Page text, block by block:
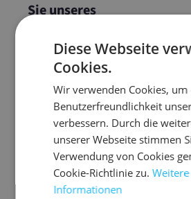
Sie unseres
... für die "just-in-time -
Selbst eingelagertes
Kapital. Es bindet vor allem
nutzbare Lagerflächen.
Aktivieren Sie deshalb diese
und verzichten Sie auf die
Lagerhaltung von
Diese Webseite
Cookies.
Wir verwenden Cookies, um
Benutzerfreundlichkeit
verbessern. Durch die
unserer Webseite stimmen
Verwendung von Cookies
Cookie-Richtlinie zu.Weitere
Informationen